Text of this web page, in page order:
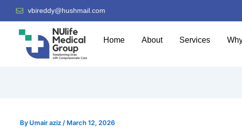
vbireddy@hushmail.com
Home About Services
By Umair aziz / March 12, 2026